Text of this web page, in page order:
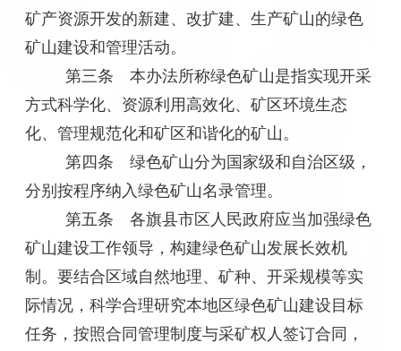
矿产资源开发的新建、改扩建、生产矿山的绿色
矿山建设和管理活动。
第三条 本办法所称绿色矿山是指实现开采
方式科学化、资源利用高效化、矿区环境生态
化、管理规范化和矿区和谐化的矿山。
第四条 绿色矿山分为国家级和自治区级，
分别按程序纳入绿色矿山名录管理。
第五条 各旗县市区人民政府应当加强绿色
矿山建设工作领导，构建绿色矿山发展长效机
制。要结合区域自然地理、矿种、开采规模等实
际情况，科学合理研究本地区绿色矿山建设目标
任务，按照合同管理制度与采矿权人签订合同，